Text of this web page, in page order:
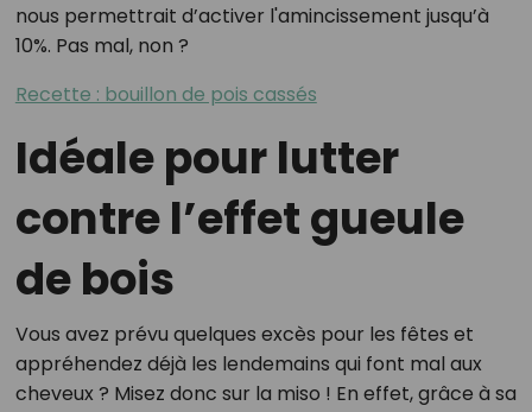
nous permettrait d’activer l'amincissement jusqu’à
10%. Pas mal, non ?
Recette : bouillon de pois cassés
Idéale pour lutter
contre l’effet gueule
de bois
Vous avez prévu quelques excès pour les fêtes et
appréhendez déjà les lendemains qui font mal aux
cheveux ? Misez donc sur la miso ! En effet, grâce à sa